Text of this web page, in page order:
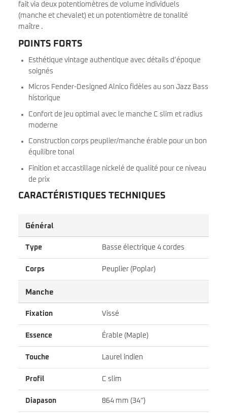
fait via deux potentiomètres de volume individuels
(manche et chevalet) et un potentiomètre de tonalité
maître .
POINTS FORTS
Esthétique vintage authentique avec détails d’époque
soignés
Micros Fender-Designed Alnico fidèles au son Jazz Bass
historique
Confort de jeu optimal avec le manche C slim et radius
moderne
Construction corps peuplier/manche érable pour un bon
équilibre tonal
Finition et accastillage nickelé de qualité pour ce niveau
de prix
CARACTÉRISTIQUES TECHNIQUES
Général
Type Basse électrique 4 cordes
Corps Peuplier (Poplar)
Manche
Fixation Vissé
Essence Érable (Maple)
Touche Laurel indien
Profil C slim
Diapason 864 mm (34″)